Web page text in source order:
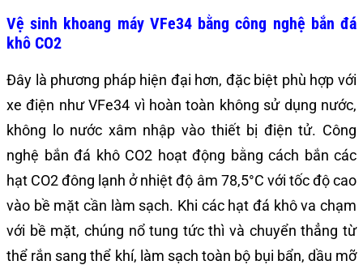
Vệ sinh khoang máy VFe34 bằng công nghệ bắn đá
khô CO2
Đây là phương pháp hiện đại hơn, đặc biệt phù hợp với
xe điện như VFe34 vì hoàn toàn không sử dụng nước,
không lo nước xâm nhập vào thiết bị điện tử. Công
nghệ bắn đá khô CO2 hoạt động bằng cách bắn các
hạt CO2 đông lạnh ở nhiệt độ âm 78,5°C với tốc độ cao
vào bề mặt cần làm sạch. Khi các hạt đá khô va chạm
với bề mặt, chúng nổ tung tức thì và chuyển thẳng từ
thể rắn sang thể khí, làm sạch toàn bộ bụi bẩn, dầu mỡ